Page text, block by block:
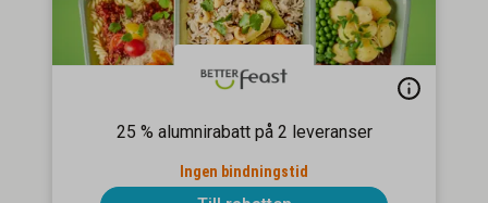
25 % alumnirabatt på 2 leveranser
Ingen bindningstid